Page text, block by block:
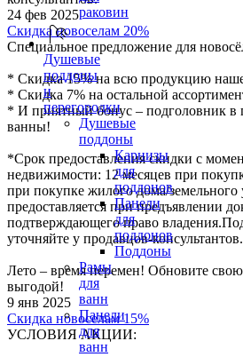
раковин
Душевые
поддоны
и
перегородки
Душевые
поддоны
Карнизы
для
поддонов
Панели
для
поддонов
Поддоны
Рамы
для
ванн
Панели
для
ванн
24 фев 2025
Скидка новоселам 20%
Специальное предложение для
* Скидка 15% на всю продукцию
* Скидка 7% на остальной
* И приятный бонус – подголовник в
ванны!
*Срок предоставления скидки с
недвижимости: 12 месяцев при
при покупке жилого дома/земельного
предоставляется при предъявлении
подтверждающего право
уточняйте у продавцов-консультантов.
Лето – время перемен! Обновите
выгодой!
9 янв 2025
Скидка новоселам 15%
УСЛОВИЯ АКЦИИ: